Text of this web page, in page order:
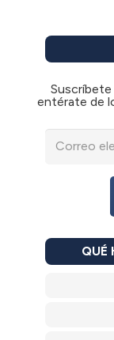
entérate de
QUÉ